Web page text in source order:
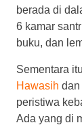
berada di
6 kamar
buku, dan
Sementara
Hawasih dan
peristiwa
Ada yang di